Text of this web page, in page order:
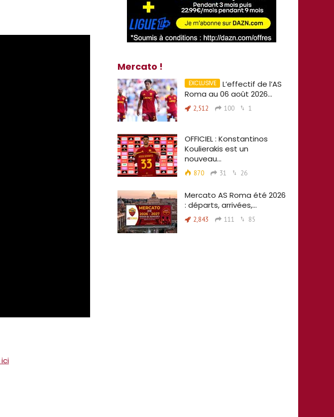
ici
Mercato !
L’effectif de l’AS
Roma au 06 août 2026…
2,512 100 1
OFFICIEL : Konstantinos
Koulierakis est un
nouveau…
870 31 26
Mercato AS Roma été 2026
: départs, arrivées,…
2,843 111 85